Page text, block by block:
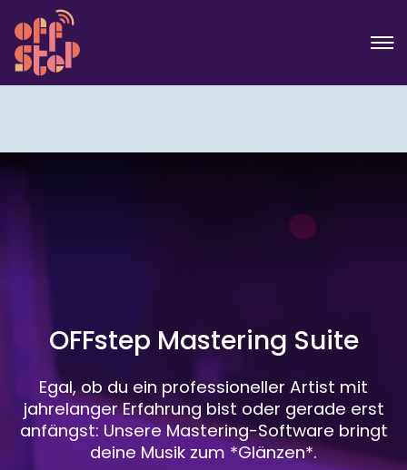
OFFstep Mastering Suite
Egal, ob du ein professioneller Artist mit
jahrelanger Erfahrung bist oder gerade erst
anfängst: Unsere Mastering-Software bringt
deine Musik zum *Glänzen*.